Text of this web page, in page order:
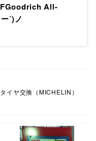
All-
´)ノ
イヤ交換（MICHELIN）